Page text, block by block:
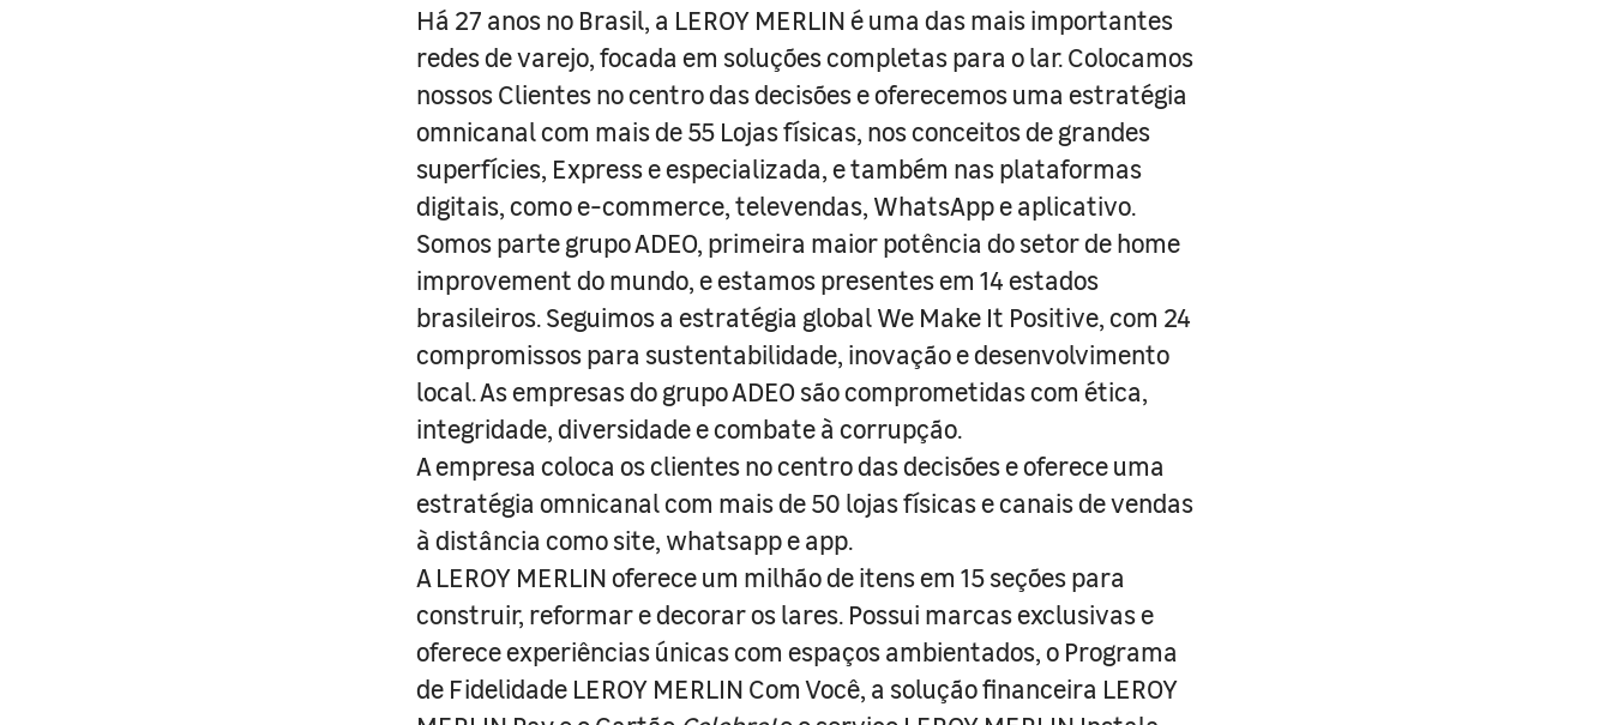
Há 27 anos no Brasil, a LEROY MERLIN é uma das mais importantes
redes de varejo, focada em soluções completas para o lar. Colocamos
nossos Clientes no centro das decisões e oferecemos uma estratégia
omnicanal com mais de 55 Lojas físicas, nos conceitos de grandes
superfícies, Express e especializada, e também nas plataformas
digitais, como e-commerce, televendas, WhatsApp e aplicativo.
Somos parte grupo ADEO, primeira maior potência do setor de home
improvement do mundo, e estamos presentes em 14 estados
brasileiros. Seguimos a estratégia global We Make It Positive, com 24
compromissos para sustentabilidade, inovação e desenvolvimento
local. As empresas do grupo ADEO são comprometidas com ética,
integridade, diversidade e combate à corrupção.
A empresa coloca os clientes no centro das decisões e oferece uma
estratégia omnicanal com mais de 50 lojas físicas e canais de vendas
à distância como site, whatsapp e app.
A LEROY MERLIN oferece um milhão de itens em 15 seções para
construir, reformar e decorar os lares. Possui marcas exclusivas e
oferece experiências únicas com espaços ambientados, o Programa
de Fidelidade LEROY MERLIN Com Você, a solução financeira LEROY